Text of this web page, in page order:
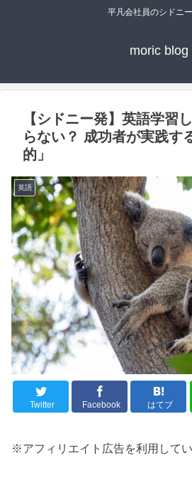
平凡会社員のシドニ
moric blog
【シドニー発】英語学習
らない？ 成功者が実践す
的」
英語
Twitter Facebook はてブ
※アフィリエイト広告を利用してい